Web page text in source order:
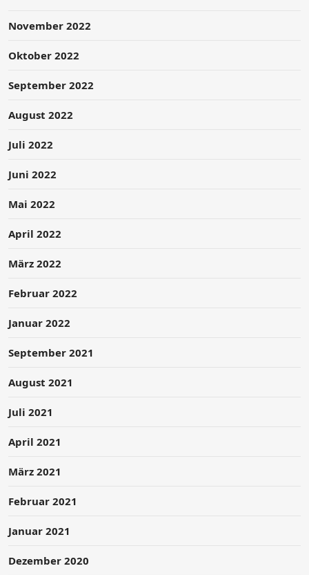
November 2022
Oktober 2022
September 2022
August 2022
Juli 2022
Juni 2022
Mai 2022
April 2022
März 2022
Februar 2022
Januar 2022
September 2021
August 2021
Juli 2021
April 2021
März 2021
Februar 2021
Januar 2021
Dezember 2020